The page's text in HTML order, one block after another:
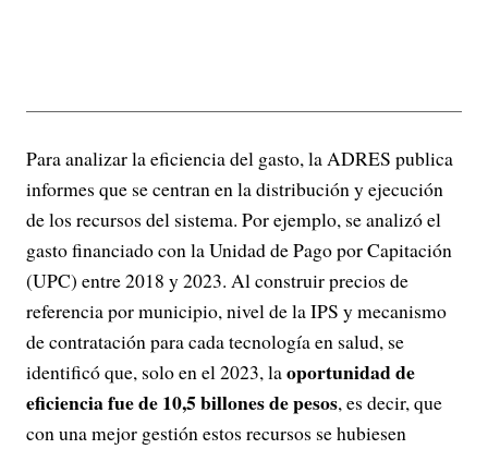
Para analizar la eficiencia del gasto, la ADRES publica
informes que se centran en la distribución y ejecución
de los recursos del sistema. Por ejemplo, se analizó el
gasto financiado con la Unidad de Pago por Capitación
(UPC) entre 2018 y 2023. Al construir precios de
referencia por municipio, nivel de la IPS y mecanismo
de contratación para cada tecnología en salud, se
identificó que, solo en el 2023, laoportunidad de
eficiencia fue de 10,5 billones de pesos, es decir, que
con una mejor gestión estos recursos se hubiesen